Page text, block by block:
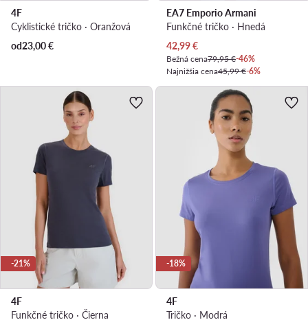
4F
Cyklistické tričko · Oranžová
od23,00€
EA7 Emporio Armani
Funkčné tričko · Hnedá
Aktuálna cena
42,99€
Bežná cena79,95 €-46%
Najnižšia cena45,99 €-6%
-21%
4F
Funkčné tričko · Čierna
-18%
4F
Tričko · Modrá